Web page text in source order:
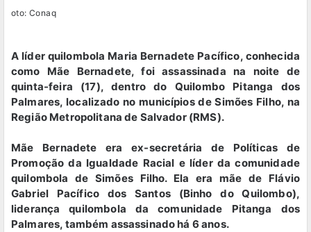
oto: Conaq
A líder quilombola Maria Bernadete Pacífico, conhecida
como Mãe Bernadete, foi assassinada na noite de
quinta-feira (17), dentro do Quilombo Pitanga dos
Palmares, localizado no municípios de Simões Filho, na
Região Metropolitana de Salvador (RMS).
Mãe Bernadete era ex-secretária de Políticas de
Promoção da Igualdade Racial e líder da comunidade
quilombola de Simões Filho. Ela era mãe de Flávio
Gabriel Pacífico dos Santos (Binho do Quilombo),
liderança quilombola da comunidade Pitanga dos
Palmares, também assassinado há 6 anos.